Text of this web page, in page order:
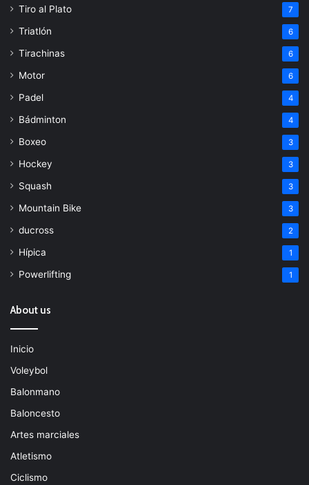
Tiro al Plato 7
Triatlón 6
Tirachinas 6
Motor 6
Padel 4
Bádminton 4
Boxeo 3
Hockey 3
Squash 3
Mountain Bike 3
ducross 2
Hípica 1
Powerlifting 1
About us
Inicio
Voleybol
Balonmano
Baloncesto
Artes marciales
Atletismo
Ciclismo